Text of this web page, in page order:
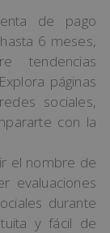
de pago
6 meses,
tendencias
páginas
sociales,
con la
el nombre de
evaluaciones
durante
y fácil de